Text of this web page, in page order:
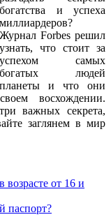
богатства и успеха
миллиардеров?
Журнал Forbes решил
узнать, что стоит за
успехом самых
богатых людей
планеты и что они
восхождении.
важных секрета,
заглянем в мир
от 16 и
паспорт?